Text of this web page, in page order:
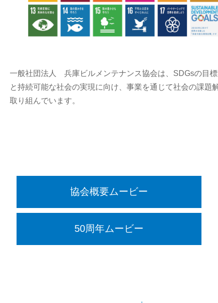
一般社団法人 兵庫ビルメンテナンス協会は、SDGsの目
と持続可能な社会の実現に向け、事業を通じて社会の課題
取り組んでいます。
協会概要ムービー
50周年ムービー